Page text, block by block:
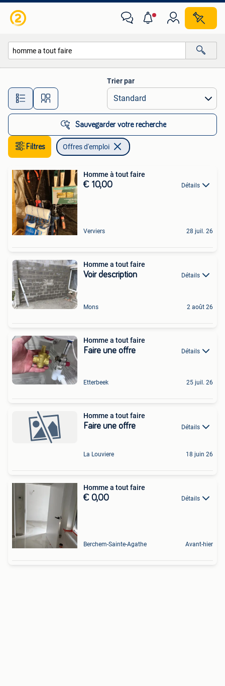
Toutes les distances…
Trier par
Sauvegarder votre recherche
Filtres Offres d'emploi
Homme à tout faire
€ 10,00 Détails
Verviers 28 juil. 26
Homme a tout faire
Voir description Détails
Mons 2 août 26
Homme a tout faire
Faire une offre Détails
Etterbeek 25 juil. 26
Homme a tout faire
Faire une offre Détails
La Louviere 18 juin 26
Homme a tout faire
€ 0,00 Détails
Berchem-Sainte-Agathe Avant-hier